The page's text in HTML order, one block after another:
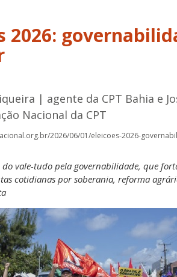
2026:
| agente da CPT Bahia e
Nacional da CPT
2026/06/01/eleicoes-2026-
vale-tudo pela governabilidade, que
cotidianas por soberania, reforma